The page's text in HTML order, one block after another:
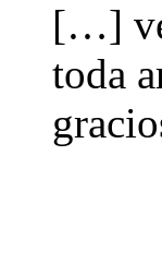
[…]
toda